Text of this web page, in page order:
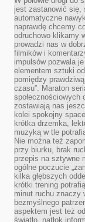
jest zastanowić się,
automatyczne
naprawdę chcemy
odruchowo klikamy
prowadzi nas w
filmików i
impulsów pozwala
elementem sztuki
pomiędzy
czasu”. Maraton
społecznościowych
zostawiają nas
kolei spokojny
krótka drzemka,
muzyką w tle
Nie można też
przy biurku, brak
przepis na sztywne
ogólne poczucie
kilka głębszych
krótki trening
minut ruchu znaczy
bezmyślnego
aspektem jest też
światło, natłok